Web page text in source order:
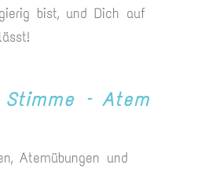
bist, und Dich auf
Stimme – Atem
Atemübungen und